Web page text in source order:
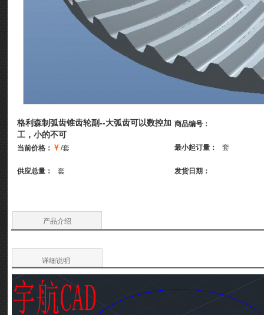
格利森制弧齿锥齿轮副--大弧齿可以数控加
工，小的不可
商品编号：
当前价格： ¥ /套 最小起订量： 套
供应总量： 套 发货日期：
产品介绍
详细说明